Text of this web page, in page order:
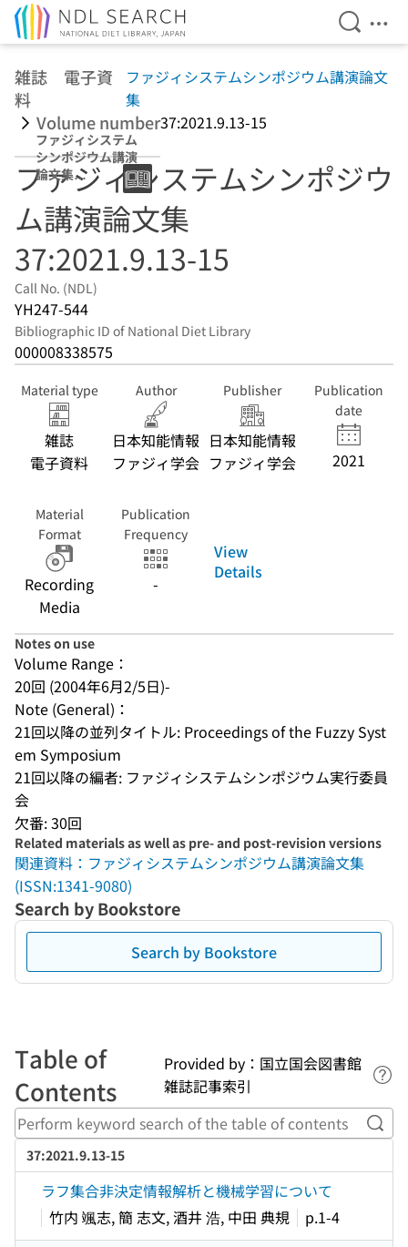
Open
雑誌 電子資
料
ファジィシステムシンポジウム講演論文
集
Volume number37:2021.9.13-15
ファジィシステム
シンポジウム講演
論文集
37:2021.9.13-15
ファジィシステムシンポジウ
ム講演論文集
37:2021.9.13-15
Call No. (NDL)
YH247-544
Bibliographic ID of National Diet Library
000008338575
Material type
雑誌
電子資料
Author
日本知能情報
ファジィ学会
Publisher
日本知能情報
ファジィ学会
Publication
date
2021
Material
Format
Recording
Media
Publication
Frequency
-
View
Details
Notes on use
Volume Range：
20回 (2004年6月2/5日)-
Note (General)：
21回以降の並列タイトル: Proceedings of the Fuzzy Syst
em Symposium
21回以降の編者: ファジィシステムシンポジウム実行委員
会
欠番: 30回
Related materials as well as pre- and post-revision versions
関連資料：ファジィシステムシンポジウム講演論文集
(ISSN:1341-9080)
Search by Bookstore
Search by Bookstore
Table of
Contents
Provided by：国立国会図書館
雑誌記事索引
37:2021.9.13-15
ラフ集合非決定情報解析と機械学習について
竹内 颯志, 簡 志文, 酒井 浩, 中田 典規
p.1-4